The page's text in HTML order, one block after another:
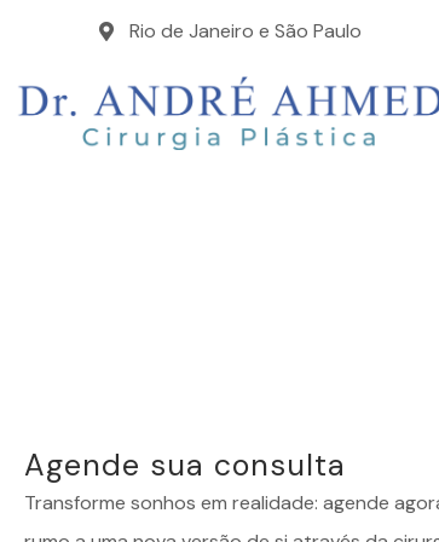
Rio de Janeiro e São Paulo
Agende sua consulta
Transforme sonhos em realidade: agende